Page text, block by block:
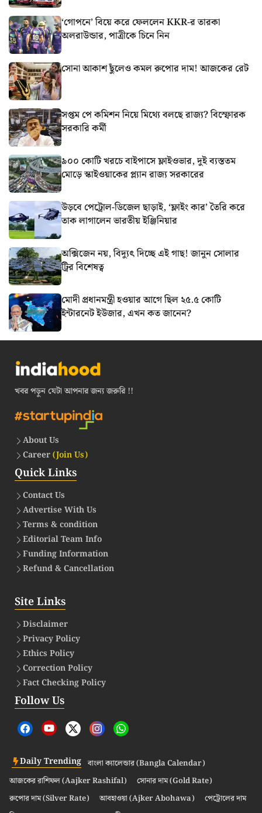
‘গোপনে’ বিয়ে করে ফেললেন KKR-র তারকা
অলরাউন্ডার, পাত্রীকে চিনে নিন
সোনা আকাশ ছুঁলেও কমল রুপোর দাম! আজকের রেট
সপ্তম পে কমিশন নিয়ে মিথ্যে বলছে রাজ্য? বিস্ফোরক
সরকারি কর্মী
৯০০ কোটি খরচে বাইপাসে ফ্লাইওভার, দুই ব্যস্ততম
মোড়ে স্কাইওয়াকের প্ল্যান রাজ্য সরকারের
উড়বে পেট্রোল-ডিজেল ছাড়াই, ‘ফ্লাইং কার’ তৈরি করে
তাক লাগালেন ভারতীয় ইঞ্জিনিয়ার
অক্সিজেন নয়, বিদ্যুৎ দিচ্ছে এই গাছ! জানুন সোলার
ট্রির বিশেষত্ব
মোদী প্রধানমন্ত্রী হওয়ার আগে ছিল ২৫.৫ কোটি
ইন্টারনেট ইউজার, এখন কত জানেন?
খবর পড়ুন যেটা আপনার জন্য জরুরি !!
About Us
Career(Join Us)
Quick Links
Contact Us
Advertise With Us
Terms & condition
Editorial Team Info
Funding Information
Refund & Cancellation
Site Links
Disclaimer
Privacy Policy
Ethics Policy
Correction Policy
Fact Checking Policy
Follow Us
Daily Trending বাংলা ক্যালেন্ডার (Bangla Calendar)
আজকের রাশিফল (Aajker Rashifal)
সোনার দাম (Gold Rate)
রুপোর দাম (Silver Rate)
আবহাওয়া (Ajker Abohawa)
পেট্রোলের দাম